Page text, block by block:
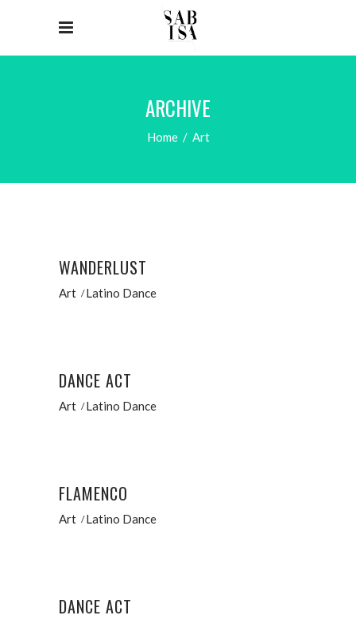
ARCHIVE
Home/ Art
WANDERLUST
Art Latino Dance
DANCE ACT
Art Latino Dance
FLAMENCO
Art Latino Dance
DANCE ACT